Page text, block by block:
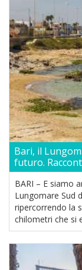
Bari, il
futuro.
BARI – E siamo
Lungomare Sud
ripercorrendo la
chilometri che si